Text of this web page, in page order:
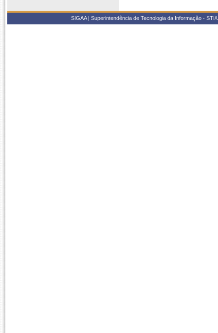
SIGAA | Superintendência de Tecnologia da Informação -